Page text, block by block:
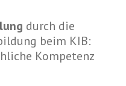
durch die
beim KIB:
Kompetenz